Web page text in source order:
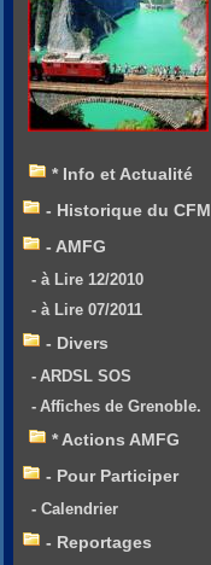
* Info et Actualité
- Historique du CFM
- AMFG
- à Lire 12/2010
- à Lire 07/2011
- Divers
- ARDSL SOS
- Affiches de Grenoble.
* Actions AMFG
- Pour Participer
- Calendrier
- Reportages